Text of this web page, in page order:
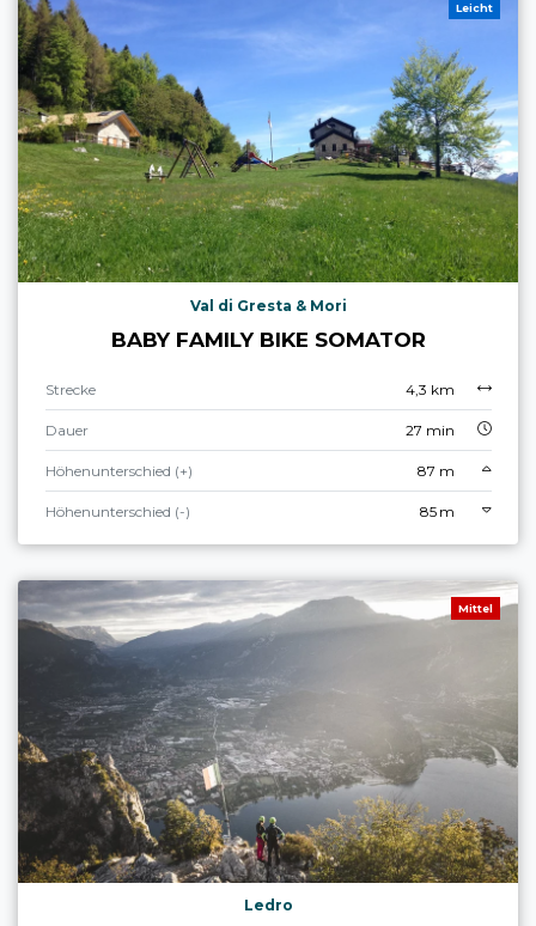
Leicht
Val di Gresta & Mori
BABY FAMILY BIKE SOMATOR
Strecke 4,3 km
Dauer 27 min
Höhenunterschied (+) 87 m
Höhenunterschied (-) 85 m
Mittel
Ledro